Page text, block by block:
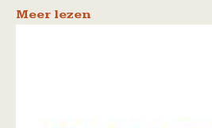
Meer lezen